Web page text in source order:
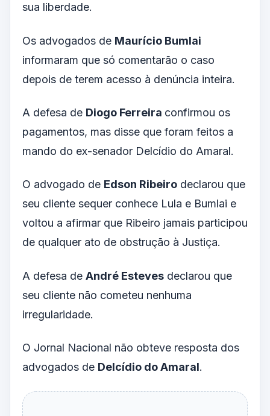
sua liberdade.
Os advogados de Maurício Bumlai
informaram que só comentarão o caso
depois de terem acesso à denúncia inteira.
A defesa de Diogo Ferreira confirmou os
pagamentos, mas disse que foram feitos a
mando do ex-senador Delcídio do Amaral.
O advogado de Edson Ribeiro declarou que
seu cliente sequer conhece Lula e Bumlai e
voltou a afirmar que Ribeiro jamais participou
de qualquer ato de obstrução à Justiça.
A defesa de André Esteves declarou que
seu cliente não cometeu nenhuma
irregularidade.
O Jornal Nacional não obteve resposta dos
advogados de Delcídio do Amaral.